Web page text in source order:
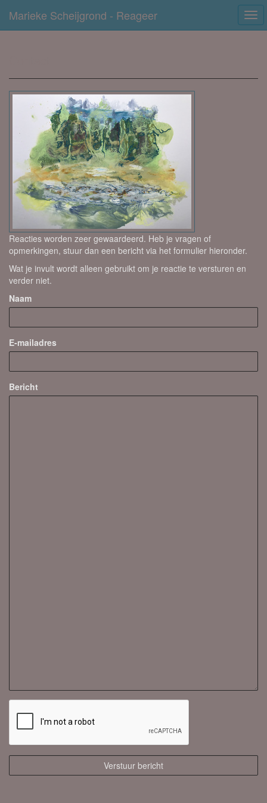
Marieke Scheijgrond - Reageer
Reacties worden zeer gewaardeerd. Heb je vragen of
opmerkingen, stuur dan een bericht via het formulier hieronder.
Wat je invult wordt alleen gebruikt om je reactie te versturen en
verder niet.
Naam
E-mailadres
Bericht